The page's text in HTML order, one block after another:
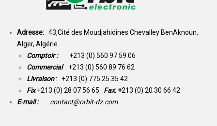
Adresse: 43,Cité des Moudjahidines Chevalley BenAknoun,
Alger, Algérie
Comptoir : +213 (0) 560 97 59 06
Commercial : +213 (0) 560 89 76 62
Livraison: +213 (0) 775 25 35 42
Fix +213 (0) 28 07 56 65 Fax: +213 (0) 20 30 66 42
E-mail :
contact@orbit-dz.com